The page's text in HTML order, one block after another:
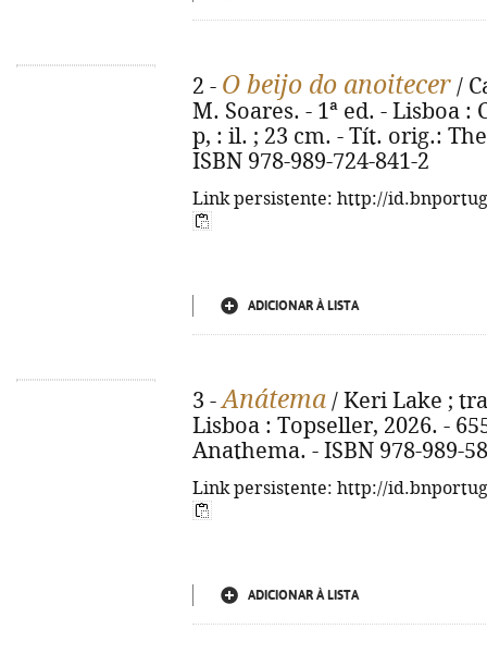
2 - O beijo do anoitecer /
M. Soares. - 1ª ed. - Lisboa
p, : il. ; 23 cm. - Tít. orig.:
ISBN 978-989-724-841-2
Link persistente: http://
ADICIONAR À LISTA
3 -Anátema / Keri Lake ;
Lisboa : Topseller, 2026. -
Anathema. - ISBN 978-989-
Link persistente: http://
ADICIONAR À LISTA